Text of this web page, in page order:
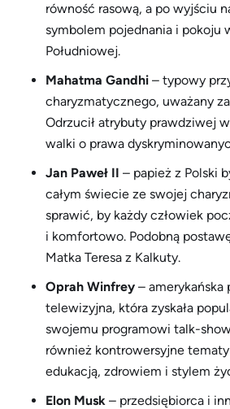
równość rasową, a po wyjściu
symbolem pojednania i pokoju
Południowej.
Mahatma Gandhi – typowy
charyzmatycznego, uważany za
Odrzucił atrybuty prawdziwej
walki o prawa
Jan Paweł II – papież z Polski
całym świecie ze swojej
sprawić, by każdy człowiek
i komfortowo. Podobną
Matka Teresa z Kalkuty.
Oprah Winfrey – amerykańska
telewizyjna, która zyskała
swojemu programowi talk-
również kontrowersyjne
edukacją, zdrowiem i stylem
Elon Musk – przedsiębiorca i